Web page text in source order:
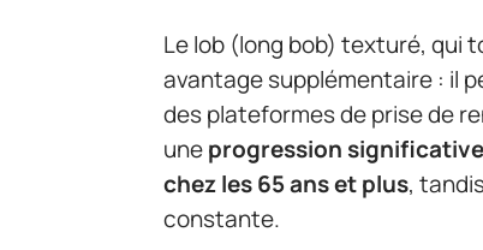
Le lob (long bob) texturé, qui
avantage supplémentaire : il
des plateformes de prise de
uneprogression
chez les 65 ans et plus,
constante.